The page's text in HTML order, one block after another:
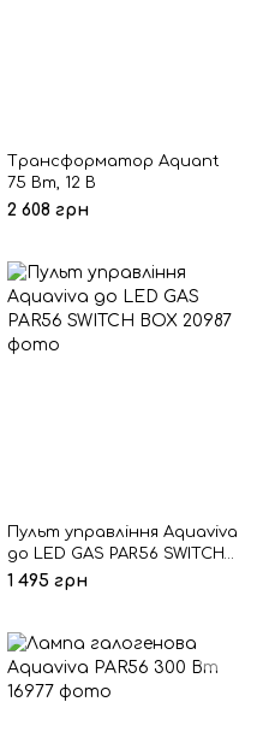
Трансформатор Aquant
75 Вт, 12 В
2 608 грн
Пульт управління Aquaviva
до LED GAS PAR56 SWITCH
BOX
1 495 грн